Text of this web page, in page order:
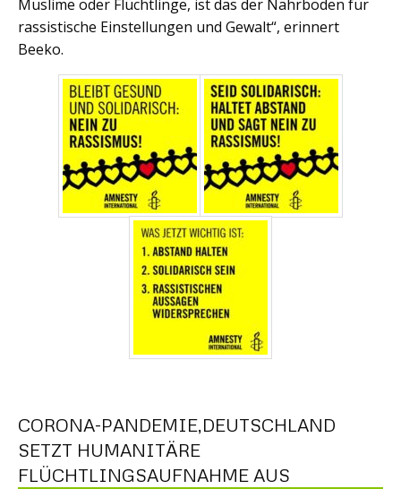
Muslime oder Flüchtlinge, ist das der Nährboden für
rassistische Einstellungen und Gewalt“, erinnert
Beeko. ­
CORONA-PANDEMIE,DEUTSCHLAND
SETZT HUMANITÄRE
FLÜCHTLINGSAUFNAHME AUS